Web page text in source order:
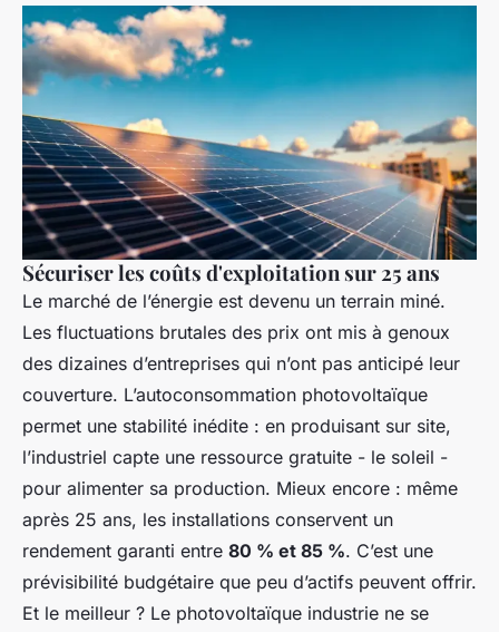
Sécuriser les coûts d'exploitation sur 25 ans
Le marché de l’énergie est devenu un terrain miné.
Les fluctuations brutales des prix ont mis à genoux
des dizaines d’entreprises qui n’ont pas anticipé leur
couverture. L’autoconsommation photovoltaïque
permet une stabilité inédite : en produisant sur site,
l’industriel capte une ressource gratuite - le soleil -
pour alimenter sa production. Mieux encore : même
après 25 ans, les installations conservent un
rendement garanti entre 80 % et 85 %. C’est une
prévisibilité budgétaire que peu d’actifs peuvent offrir.
Et le meilleur ? Le photovoltaïque industrie ne se